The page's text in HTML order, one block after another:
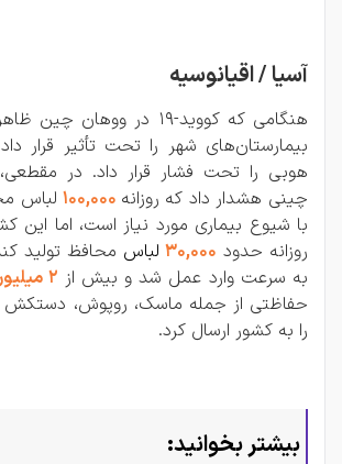
آسیا / اقیانوسیه
هنگامی که کووید-19 در
بیمارستان‌های شهر را تحت تأثیر قرار
هوبی را تحت فشار قرار داد. در
چینی هشدار داد که روزانه
لباس
با شیوع بیماری مورد نیاز است، اما این
روزانه حدود 30,000 لباس
به سرعت وارد عمل شد و بیش از 2 میلیون واحد
حفاظتی از جمله ماسک، روپوش،
را به کشور ارسال کرد.
بیشتر بخوانید: